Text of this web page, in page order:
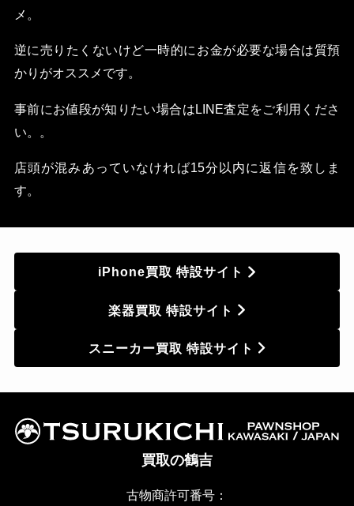
メ。
逆に売りたくないけど一時的にお金が必要な場合は質預
かりがオススメです。
事前にお値段が知りたい場合はLINE査定をご利用くださ
い。。
店頭が混みあっていなければ15分以内に返信を致しま
す。
iPhone買取 特設サイト
楽器買取 特設サイト
スニーカー買取 特設サイト
買取の鶴吉
古物商許可番号：